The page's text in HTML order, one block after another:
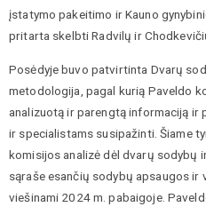
įstatymo pakeitimo ir Kauno
pritarta skelbti Radvilų ir
Posėdyje buvo patvirtinta Dvarų
metodologija, pagal kurią Paveldo
analizuotą ir parengtą informaciją ir
ir specialistams susipažinti. Šiame
komisijos analizė dėl dvarų sodybų
sąraše esančių sodybų apsaugos ir
viešinami 2024 m. pabaigoje.